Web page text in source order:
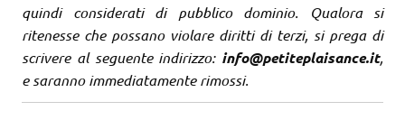
quindi considerati di pubblico dominio. Qualora si
ritenesse che possano violare diritti di terzi, si prega di
scrivere al seguente indirizzo: info@petiteplaisance.it,
e saranno immediatamente rimossi.